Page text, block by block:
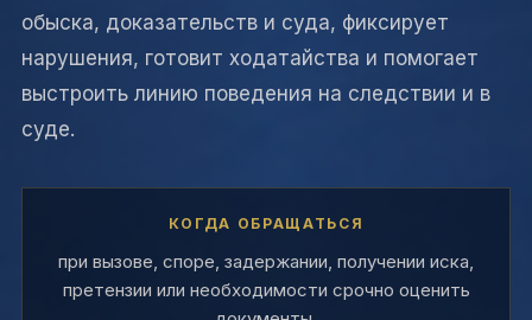
обыска, доказательств и суда, фиксирует
нарушения, готовит ходатайства и помогает
выстроить линию поведения на следствии и в
суде.
КОГДА ОБРАЩАТЬСЯ
при вызове, споре, задержании, получении иска,
претензии или необходимости срочно оценить